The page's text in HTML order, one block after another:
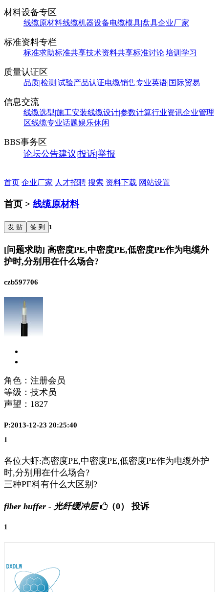
材料设备专区
线缆原材料线缆机器设备电缆模具|盘具企业厂家
标准资料专栏
标准求助标准共享技术资料共享标准讨论|培训学习
质量认证区
品质|检测|试验产品认证电缆销售专业英语|国际贸易
信息交流
线缆选型|施工安装线缆设计|参数计算行业资讯企业管理
区线缆专业话题娱乐休闲
BBS事务区
论坛公告建议|投诉|举报
首页 企业厂家 人才招聘 搜索 资料下载 网站设置
首页 > 线缆原材料
发 贴 签 到 1
[问题求助] 高密度PE,中密度PE,低密度PE作为电缆外
护时,分别用在什么场合?
czb597706
角色：注册会员
等级：技术员
声望： 1827
P:2013-12-23 20:25:40
1
各位大虾:高密度PE,中密度PE,低密度PE作为电缆外护
时,分别用在什么场合?
三种PE料有什么大区别?
fiber buffer - 光纤缓冲层 （0） 投诉
1